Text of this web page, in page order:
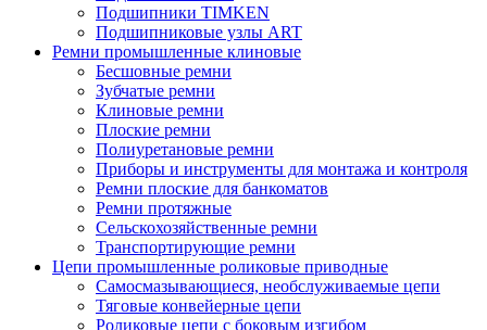
Подшипники TIMKEN
Подшипниковые узлы ART
Ремни промышленные клиновые
Бесшовные ремни
Зубчатые ремни
Клиновые ремни
Плоские ремни
Полиуретановые ремни
Приборы и инструменты для монтажа и контроля
Ремни плоские для банкоматов
Ремни протяжные
Сельскохозяйственные ремни
Транспортирующие ремни
Цепи промышленные роликовые приводные
Самосмазывающиеся, необслуживаемые цепи
Тяговые конвейерные цепи
Роликовые цепи с боковым изгибом